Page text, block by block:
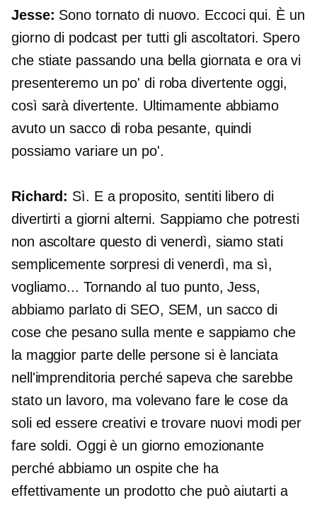
Jesse: Sono tornato di nuovo. Eccoci qui. È un
giorno di podcast per tutti gli ascoltatori. Spero
che stiate passando una bella giornata e ora vi
presenteremo un po' di roba divertente oggi,
così sarà divertente. Ultimamente abbiamo
avuto un sacco di roba pesante, quindi
possiamo variare un po'.
Richard: Sì. E a proposito, sentiti libero di
divertirti a giorni alterni. Sappiamo che potresti
non ascoltare questo di venerdì, siamo stati
semplicemente sorpresi di venerdì, ma sì,
vogliamo... Tornando al tuo punto, Jess,
abbiamo parlato di SEO, SEM, un sacco di
cose che pesano sulla mente e sappiamo che
la maggior parte delle persone si è lanciata
nell'imprenditoria perché sapeva che sarebbe
stato un lavoro, ma volevano fare le cose da
soli ed essere creativi e trovare nuovi modi per
fare soldi. Oggi è un giorno emozionante
perché abbiamo un ospite che ha
effettivamente un prodotto che può aiutarti a